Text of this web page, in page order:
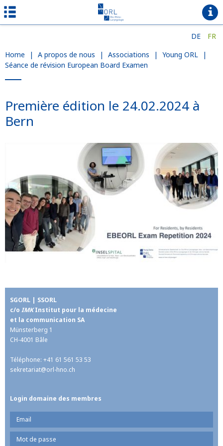
DE
FR
Home
| A propos de nous | Associations | Young ORL
|
Séance de révision European Board Examen
Première édition le 24.02.2024 à
Bern
SGORL | SSORL
c/o IMKInstitut pour la médecine
et la communication SA
Münsterberg 1
CH-4001 Bâle
Téléphone: +41 61 561 53 53
sekretariat@orl-hno.ch
Login domaine des membres